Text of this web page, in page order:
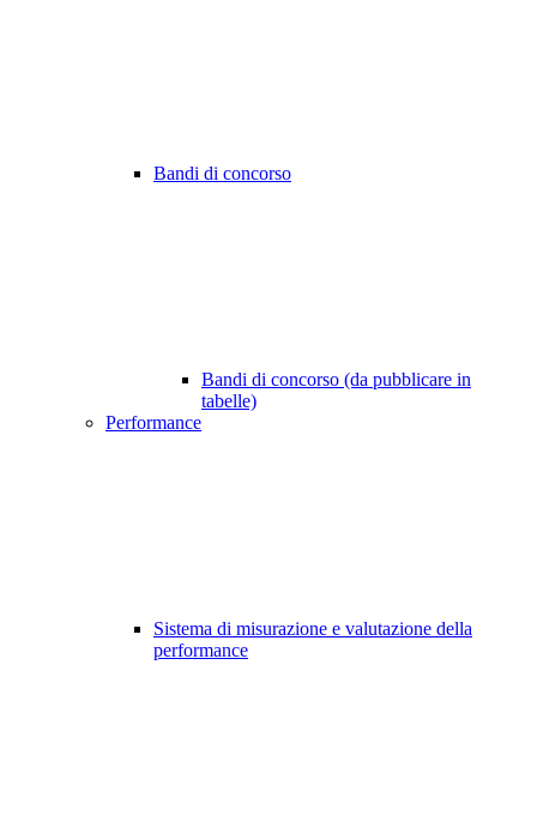
Bandi di concorso
Bandi di concorso (da pubblicare in
tabelle)
Performance
Sistema di misurazione e valutazione della
performance